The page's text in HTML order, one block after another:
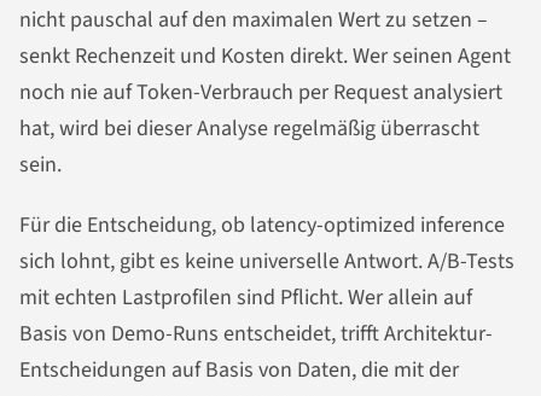
nicht pauschal auf den maximalen Wert zu setzen –
senkt Rechenzeit und Kosten direkt. Wer seinen Agent
noch nie auf Token-Verbrauch per Request analysiert
hat, wird bei dieser Analyse regelmäßig überrascht
sein.
Für die Entscheidung, ob latency-optimized inference
sich lohnt, gibt es keine universelle Antwort. A/B-Tests
mit echten Lastprofilen sind Pflicht. Wer allein auf
Basis von Demo-Runs entscheidet, trifft Architektur-
Entscheidungen auf Basis von Daten, die mit der